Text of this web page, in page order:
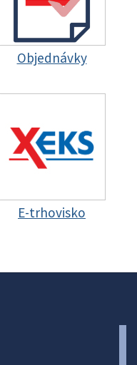
Objednávky
E-trhovisko